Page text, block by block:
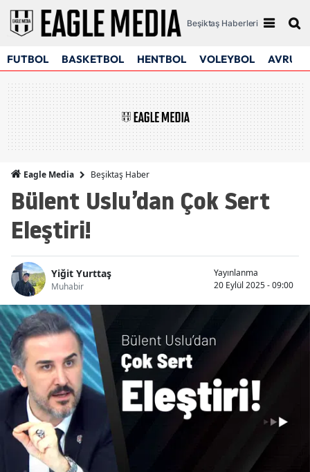
Beşiktaş Haberleri
FUTBOL BASKETBOL HENTBOL VOLEYBOL
Eagle Media Beşiktaş Haber
Bülent Uslu’dan Çok Sert
Eleştiri!
Yiğit Yurttaş
Muhabir
Yayınlanma
20 Eylül 2025 - 09:00